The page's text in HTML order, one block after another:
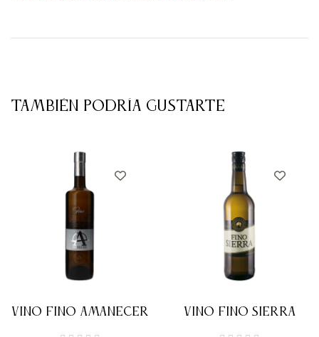
TAMBIÉN PODRÍA GUSTARTE
VINO FINO AMANECER VINO FINO SIERRA